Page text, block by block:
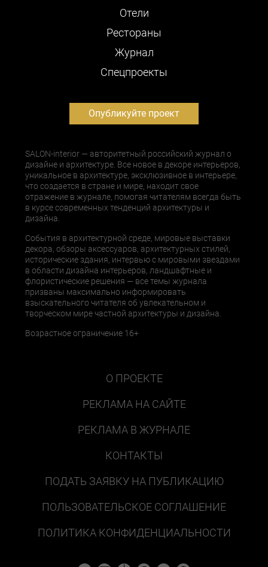
Отели
Рестораны
Журнал
Cпецпроекты
Опубликуйте проект
SALON-interior — авторитетный российский журнал о
дизайне и архитектуре. Все новое в декоре интерьеров,
уникальное в архитектуре, эксклюзивное в интерьере,
что создается в стране и мире, находит свое
отражение в журнале, помогая читателям всегда быть
в курсе современных тенденций архитектуры и
дизайна.
События в архитектурной среде, мировые выставки
декора, обзоры аксессуаров, архитектурных стилей,
исторические здания, интервью с мировыми звездами
в области дизайна интерьеров, ландшафтные и
флористические решения — все темы журнала
призваны максимально информировать
взыскательного читателя об увлекательном и
творческом мире частной архитектуры и дизайна.
Возрастное ограничение 16+
О ПРОЕКТЕ
РЕКЛАМА НА САЙТЕ
РЕКЛАМА В ЖУРНАЛЕ
КОНТАКТЫ
ПОДАТЬ ЗАЯВКУ НА ПУБЛИКАЦИЮ
ПОЛЬЗОВАТЕЛЬСКОЕ СОГЛАШЕНИЕ
ПОЛИТИКА КОНФИДЕНЦИАЛЬНОСТИ